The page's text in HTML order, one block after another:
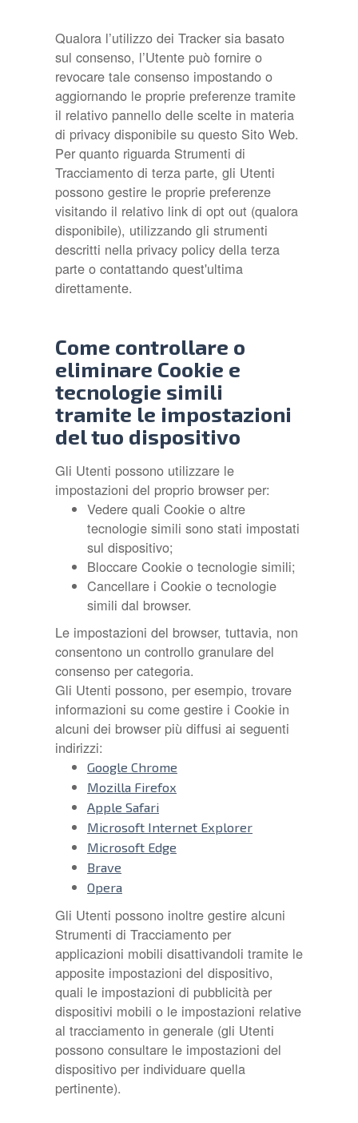
Qualora l’utilizzo dei Tracker sia basato
sul consenso, l’Utente può fornire o
revocare tale consenso impostando o
aggiornando le proprie preferenze tramite
il relativo pannello delle scelte in materia
di privacy disponibile su questo Sito Web.
Per quanto riguarda Strumenti di
Tracciamento di terza parte, gli Utenti
possono gestire le proprie preferenze
visitando il relativo link di opt out (qualora
disponibile), utilizzando gli strumenti
descritti nella privacy policy della terza
parte o contattando quest'ultima
direttamente.
Come controllare o
eliminare Cookie e
tecnologie simili
tramite le impostazioni
del tuo dispositivo
Gli Utenti possono utilizzare le
impostazioni del proprio browser per:
Vedere quali Cookie o altre
tecnologie simili sono stati impostati
sul dispositivo;
Bloccare Cookie o tecnologie simili;
Cancellare i Cookie o tecnologie
simili dal browser.
Le impostazioni del browser, tuttavia, non
consentono un controllo granulare del
consenso per categoria.
Gli Utenti possono, per esempio, trovare
informazioni su come gestire i Cookie in
alcuni dei browser più diffusi ai seguenti
indirizzi:
Google Chrome
Mozilla Firefox
Apple Safari
Microsoft Internet Explorer
Microsoft Edge
Brave
Opera
Gli Utenti possono inoltre gestire alcuni
Strumenti di Tracciamento per
applicazioni mobili disattivandoli tramite le
apposite impostazioni del dispositivo,
quali le impostazioni di pubblicità per
dispositivi mobili o le impostazioni relative
al tracciamento in generale (gli Utenti
possono consultare le impostazioni del
dispositivo per individuare quella
pertinente).